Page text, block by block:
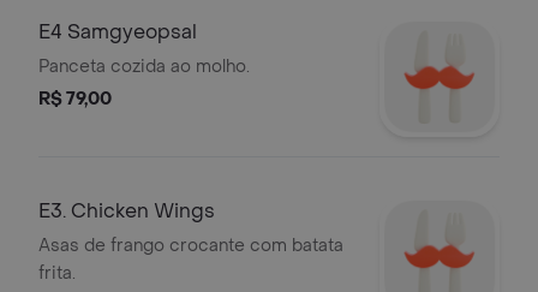
E4 Samgyeopsal
Panceta cozida ao molho.
R$ 79,00
E3. Chicken Wings
Asas de frango crocante com batata
frita.